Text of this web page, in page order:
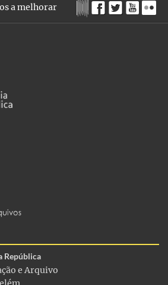
a melhorar
República
e Arquivo